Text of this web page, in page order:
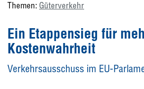
Themen: Güterverkehr
Ein Etappensieg für
Kostenwahrheit
Verkehrsausschuss im EU-